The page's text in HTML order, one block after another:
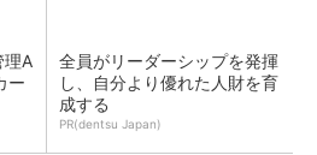
理A
ー
全員がリーダーシップを発揮
し、自分より優れた人財を育
成する
PR(dentsu Japan)